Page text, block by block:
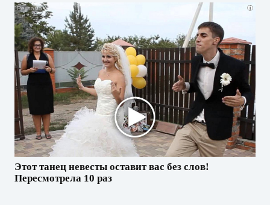
i
Этот танец невесты оставит вас без слов!
Пересмотрела 10 раз